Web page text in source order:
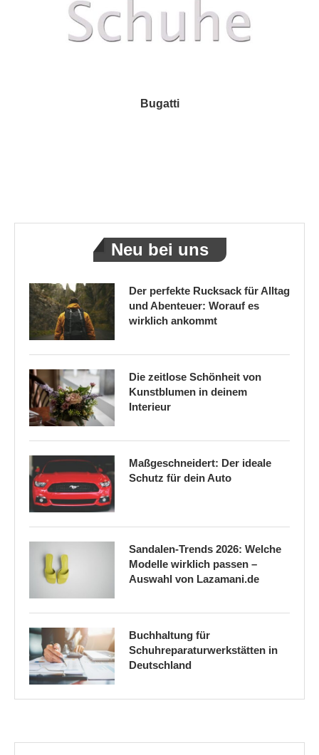
Bugatti
Neu bei uns
Der perfekte Rucksack für Alltag
und Abenteuer: Worauf es
wirklich ankommt
Die zeitlose Schönheit von
Kunstblumen in deinem
Interieur
Maßgeschneidert: Der ideale
Schutz für dein Auto
Sandalen-Trends 2026: Welche
Modelle wirklich passen –
Auswahl von Lazamani.de
Buchhaltung für
Schuhreparaturwerkstätten in
Deutschland